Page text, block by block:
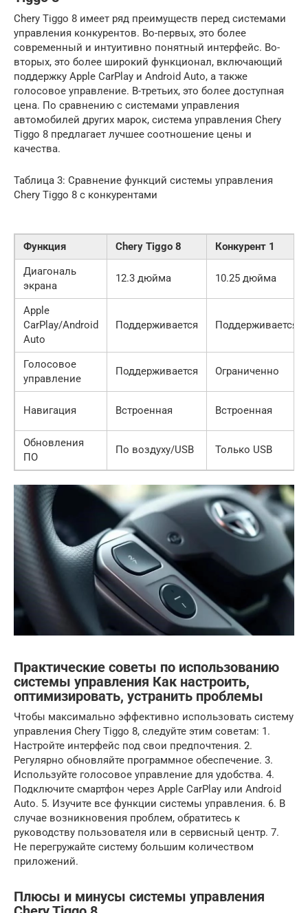
Chery Tiggo 8 имеет ряд преимуществ перед системами
управления конкурентов. Во-первых, это более
современный и интуитивно понятный интерфейс. Во-
вторых, это более широкий функционал, включающий
поддержку Apple CarPlay и Android Auto, а также
голосовое управление. В-третьих, это более доступная
цена. По сравнению с системами управления
автомобилей других марок, система управления Chery
Tiggo 8 предлагает лучшее соотношение цены и
качества.
Таблица 3: Сравнение функций системы управления
Chery Tiggo 8 с конкурентами
Функция Chery Tiggo 8
Конкурент 1
Диагональ
экрана
12.3 дюйма 10.25 дюйма
Apple
CarPlay/Android
Auto
Поддерживается Поддерживается
Голосовое
управление
Поддерживается Ограниченно
Навигация Встроенная Встроенная
Обновления
ПО
По воздуху/USB Только USB
Практические советы по использованию
системы управления Как настроить,
оптимизировать, устранить проблемы
Чтобы максимально эффективно использовать систему
управления Chery Tiggo 8, следуйте этим советам: 1.
Настройте интерфейс под свои предпочтения. 2.
Регулярно обновляйте программное обеспечение. 3.
Используйте голосовое управление для удобства. 4.
Подключите смартфон через Apple CarPlay или Android
Auto. 5. Изучите все функции системы управления. 6. В
случае возникновения проблем, обратитесь к
руководству пользователя или в сервисный центр. 7.
Не перегружайте систему большим количеством
приложений.
Плюсы и минусы системы управления